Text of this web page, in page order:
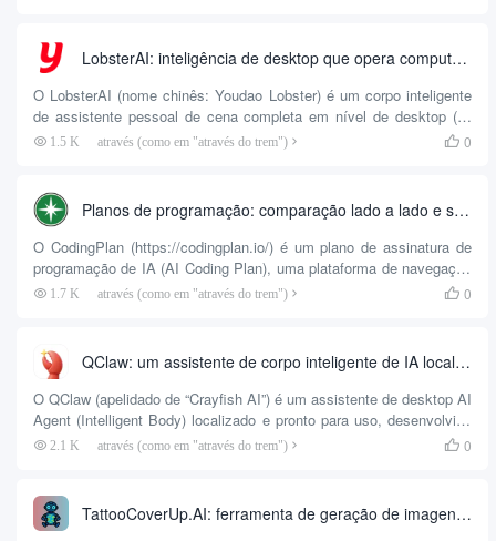
longas conversas ou executam fluxos de trabalho durante a noite
devido a...
LobsterAI: inteligência de desktop que opera computadores de forma autônoma e fornece resultados de tarefas complexas
O LobsterAI (nome chinês: Youdao Lobster) é um corpo inteligente
de assistente pessoal de cena completa em nível de desktop (AI
Agent) lançado pela NetEase Youdao de código aberto. Com o
direto”, ele pode atuar como um alter ego digital do usuário, com
autonomia para assumir e operar o sistema elétrico pessoal ...
1.5 K através (como em "através do trem")  0
Planos de programação: comparação lado a lado e seleção do plano de assinatura de programação de IA mais adequado
O CodingPlan (https://codingplan.io/) é um plano de assinatura de
programação de IA (AI Coding Plan), uma plataforma de navegação
de comparação e agregação lado a lado projetada para
desenvolvedores geralmente enfrentam o problema de informações
assimétricas...
1.7 K através (como em "através do trem")  0
QClaw: um assistente de corpo inteligente de IA local que usa o WeChat para operar remotamente um computador
O QClaw (apelidado de “Crayfish AI”) é um assistente de desktop AI
Agent (Intelligent Body) localizado e pronto para uso, desenvolvido
pela Tencent Computer Butler com base na ecologia de código
embalagem minimalista, para que os usuários não precisem
conhecer a configuração complexa do ambiente e a operação da
2.1 K através (como em "através do trem")  0
TattooCoverUp.AI: ferramenta de geração de imagens para auxiliar no design de tatuagens antigas e padrões de cobertura de cicatrizes